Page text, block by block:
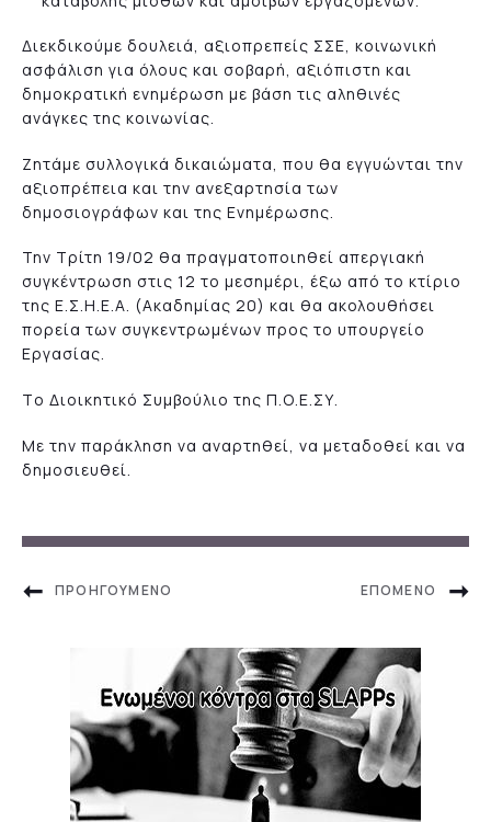
Διεκδικούμε δουλειά, αξιοπρεπείς ΣΣΕ, κοινωνική
ασφάλιση για όλους και σοβαρή, αξιόπιστη και
δημοκρατική ενημέρωση με βάση τις αληθινές
ανάγκες της κοινωνίας.
Ζητάμε συλλογικά δικαιώματα, που θα εγγυώνται την
αξιοπρέπεια και την ανεξαρτησία των
δημοσιογράφων και της Ενημέρωσης.
Την Τρίτη 19/02 θα πραγματοποιηθεί απεργιακή
συγκέντρωση στις 12 το μεσημέρι, έξω από το κτίριο
της Ε.Σ.Η.Ε.Α. (Ακαδημίας 20) και θα ακολουθήσει
πορεία των συγκεντρωμένων προς το υπουργείο
Εργασίας.
Τo Διοικητικό Συμβούλιο της Π.Ο.Ε.ΣΥ.
Με την παράκληση να αναρτηθεί, να μεταδοθεί και να
δημοσιευθεί.